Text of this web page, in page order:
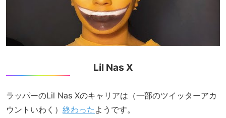
Lil Nas X
ラッパーのLil Nas Xのキャリアは（一部のツイッターアカ
ウントいわく） 終わった ようです。